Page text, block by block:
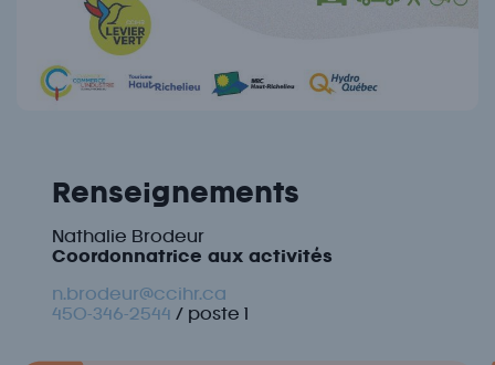
Renseignements
Nathalie Brodeur
Coordonnatrice aux activités
n.brodeur@ccihr.ca
450-346-2544 / poste 1